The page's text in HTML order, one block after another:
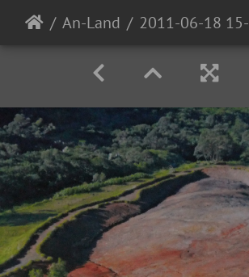
An-Land